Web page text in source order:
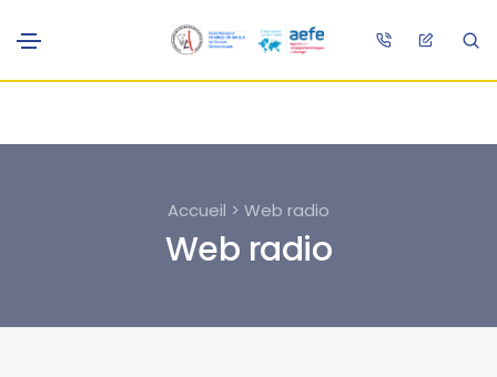
Accueil > Web radio
Web radio